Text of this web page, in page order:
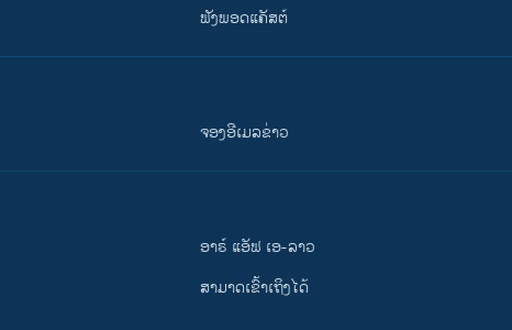
ຟັງພອດແຄັສຕ໌
ຈອງອີເມລຂ່າວ
ອາຣ໌ ແອັຟ ເອ-ລາວ
ສາມາດເຂົ້າເຖິງໄດ້